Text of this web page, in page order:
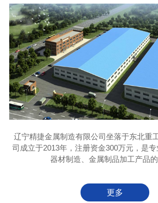
辽宁精捷金属制造有限公司坐落于东北重
司成立于2013年，注册资金300万元，是
器材制造、金属制品加工产品
更多